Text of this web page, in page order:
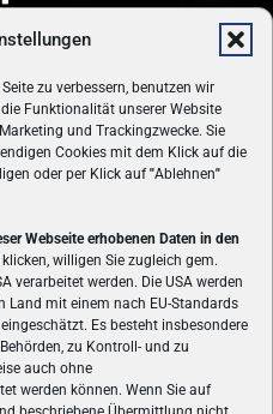
zu verbessern, benutzen wir
Funktionalität unserer Website
und Trackingzwecke. Sie
Cookies mit dem Klick auf die
oder per Klick auf"Ablehnen"
Webseite erhobenen Daten in den
willigen Sie zugleich gem.
verarbeitet werden. Die USA werden
Land mit einem nach EU-Standards
Es besteht insbesondere
zu Kontroll- und zu
auch ohne
werden können. Wenn Sie auf
UNS
ist das älteste Online-
bringt täglich aktuelle News,
Konsolenspielen, Gaming-
Welt des e-Sport's.